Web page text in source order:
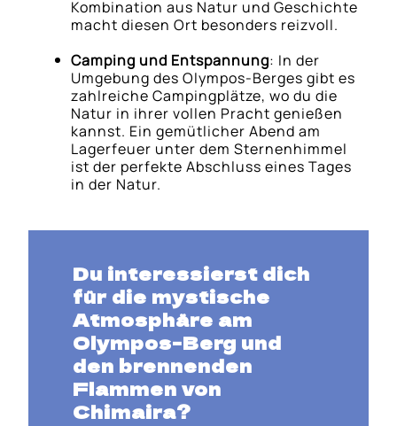
Kombination aus Natur und Geschichte
macht diesen Ort besonders reizvoll.
Camping und Entspannung: In der
Umgebung des Olympos-Berges gibt es
zahlreiche Campingplätze, wo du die
Natur in ihrer vollen Pracht genießen
kannst. Ein gemütlicher Abend am
Lagerfeuer unter dem Sternenhimmel
ist der perfekte Abschluss eines Tages
in der Natur.
Du interessierst dich
für die mystische
Atmosphäre am
Olympos-Berg und
den brennenden
Flammen von
Chimaira?